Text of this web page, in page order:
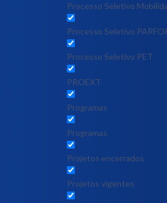
Processo Seletivo
Processo Seletivo
Processo Seletivo PET
PROEXT
Programas
Programas
Projetos encerrados
Projetos vigentes